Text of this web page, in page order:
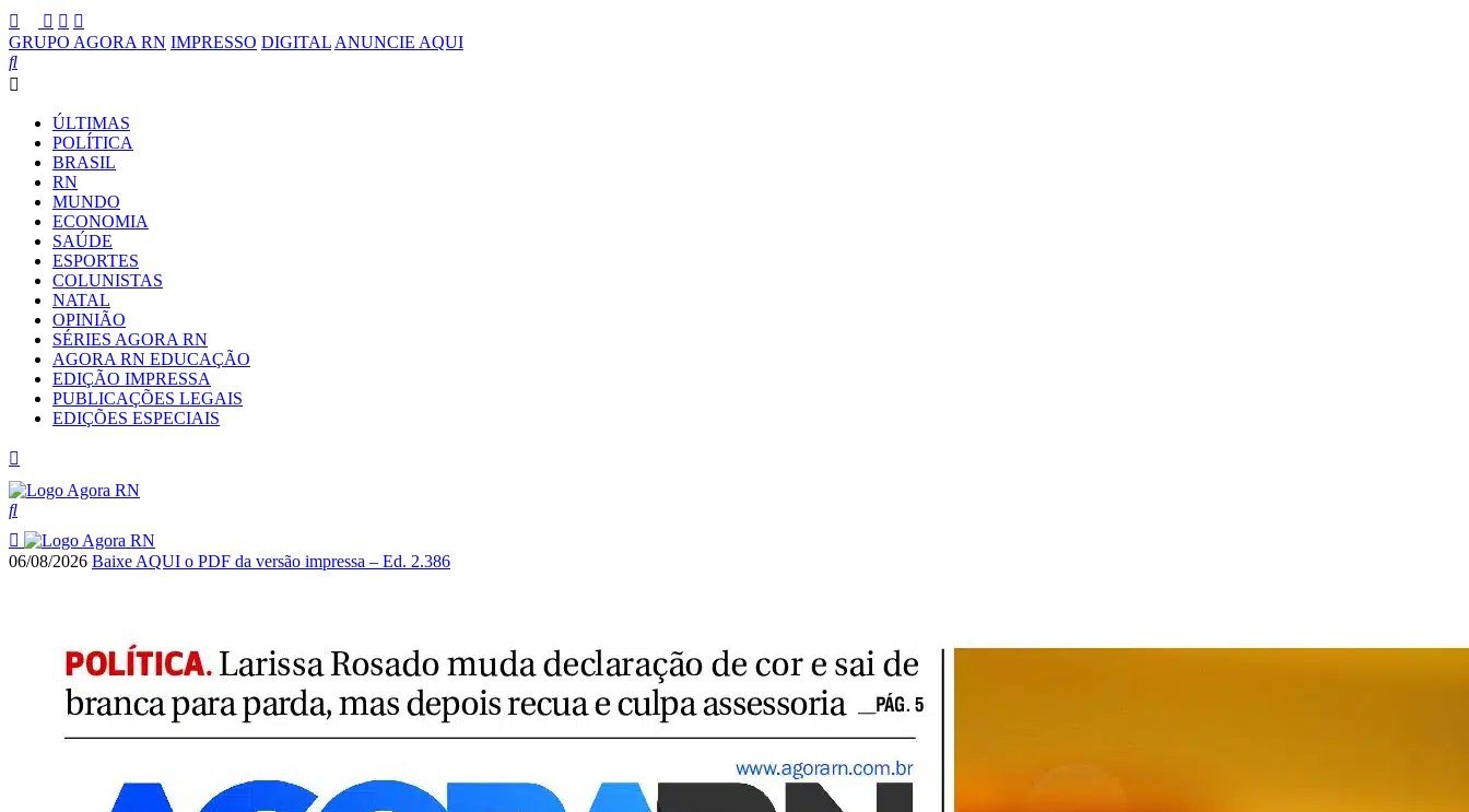
GRUPO AGORA RN IMPRESSO DIGITAL ANUNCIE AQUI
ÚLTIMAS
POLÍTICA
BRASIL
RN
MUNDO
ECONOMIA
SAÚDE
ESPORTES
COLUNISTAS
NATAL
OPINIÃO
SÉRIES AGORA RN
AGORA RN EDUCAÇÃO
EDIÇÃO IMPRESSA
PUBLICAÇÕES LEGAIS
EDIÇÕES ESPECIAIS
06/08/2026 Baixe AQUI o PDF da versão impressa – Ed. 2.386